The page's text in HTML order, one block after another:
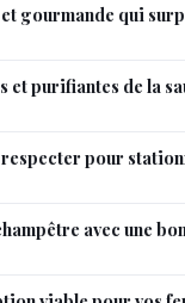
gourmande qui
et purifiantes de la
pour
avec une